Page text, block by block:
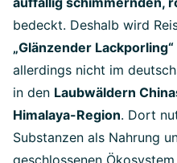
bedeckt. Deshalb wird
„Glänzender Lackporling“
allerdings nicht im
in den Laubwäldern
Himalaya-Region. Dort
Substanzen als Nahrung
geschlossenen